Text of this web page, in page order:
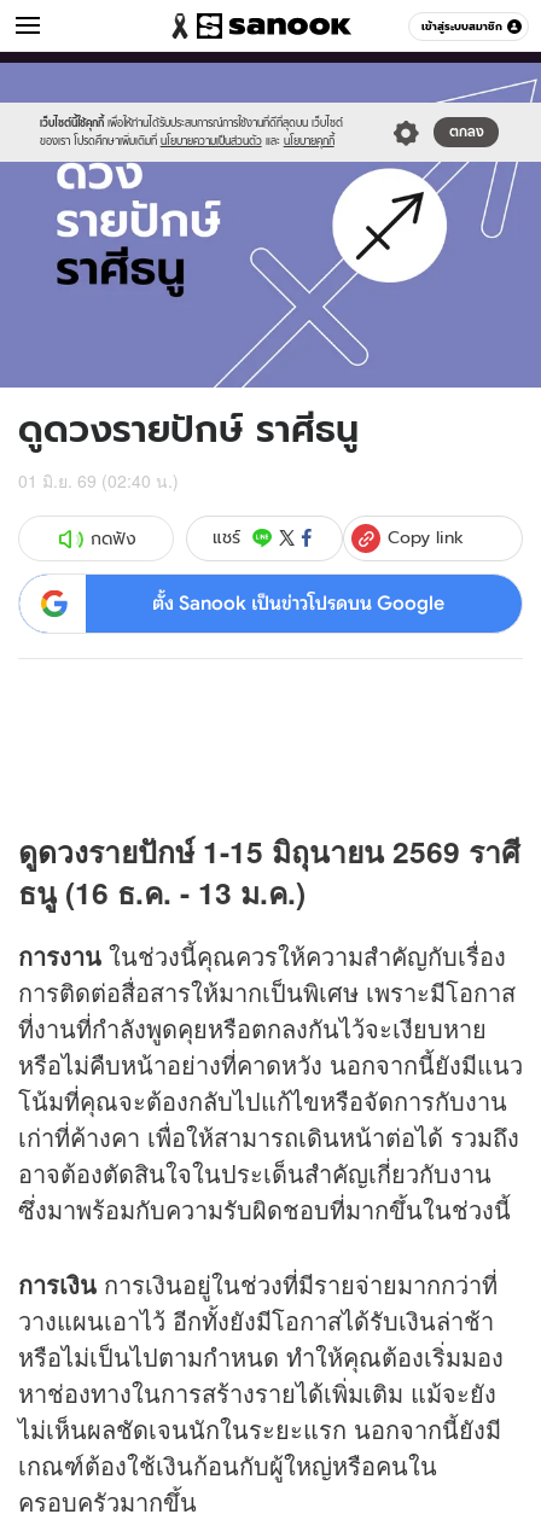
เข้าสู่ระบบสมาชิก
ดูดวง หมวดอื่นๆ
เว็บไซต์นี้ใช้คุกกี้ เพื่อให้ท่านได้รับประสบการณ์การใช้งานที่ดีที่สุดบน เว็บไซต์
ของเรา โปรดศึกษาเพิ่มเติมที่ นโยบายความเป็นส่วนตัว และ นโยบายคุกกี้
ตกลง
new-
sanook.png
sagittarus.jpg
ดูดวงรายปักษ์ ราศีธนู
01 มิ.ย. 69 (02:40 น.)
กดฟัง แชร์ Copy link
ตั้ง Sanook เป็นข่าวโปรดบน Google
ดูดวงรายปักษ์1-15 มิถุนายน2569 ราศี
ธนู (16 ธ.ค. - 13 ม.ค.)
การงาน ในช่วงนี้คุณควรให้ความสำคัญกับเรื่อง
การติดต่อสื่อสารให้มากเป็นพิเศษ เพราะมีโอกาส
ที่งานที่กำลังพูดคุยหรือตกลงกันไว้จะเงียบหาย
หรือไม่คืบหน้าอย่างที่คาดหวัง นอกจากนี้ยังมีแนว
โน้มที่คุณจะต้องกลับไปแก้ไขหรือจัดการกับงาน
เก่าที่ค้างคา เพื่อให้สามารถเดินหน้าต่อได้ รวมถึง
อาจต้องตัดสินใจในประเด็นสำคัญเกี่ยวกับงาน
ซึ่งมาพร้อมกับความรับผิดชอบที่มากขึ้นในช่วงนี้
การเงิน การเงินอยู่ในช่วงที่มีรายจ่ายมากกว่าที่
วางแผนเอาไว้ อีกทั้งยังมีโอกาสได้รับเงินล่าช้า
หรือไม่เป็นไปตามกำหนด ทำให้คุณต้องเริ่มมอง
หาช่องทางในการสร้างรายได้เพิ่มเติม แม้จะยัง
ไม่เห็นผลชัดเจนนักในระยะแรก นอกจากนี้ยังมี
เกณฑ์ต้องใช้เงินก้อนกับผู้ใหญ่หรือคนใน
ครอบครัวมากขึ้น